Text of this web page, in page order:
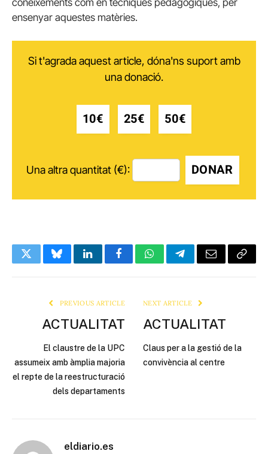
coneixements com en tècniques pedagògiques, per
ensenyar aquestes matèries.
Si t'agrada aquest article, dóna'ns suport amb
una donació.
10€ 25€ 50€
Una altra quantitat (€): DONAR
TwitterBlueskyLinkedInFacebookWhatsAppTelegramEmail Copy
PREVIOUS ARTICLE
ACTUALITAT
El claustre de la UPC
assumeix amb àmplia majoria
el repte de la reestructuració
dels departaments
NEXT ARTICLE
ACTUALITAT
Claus per a la gestió de la
convivència al centre
eldiario.es